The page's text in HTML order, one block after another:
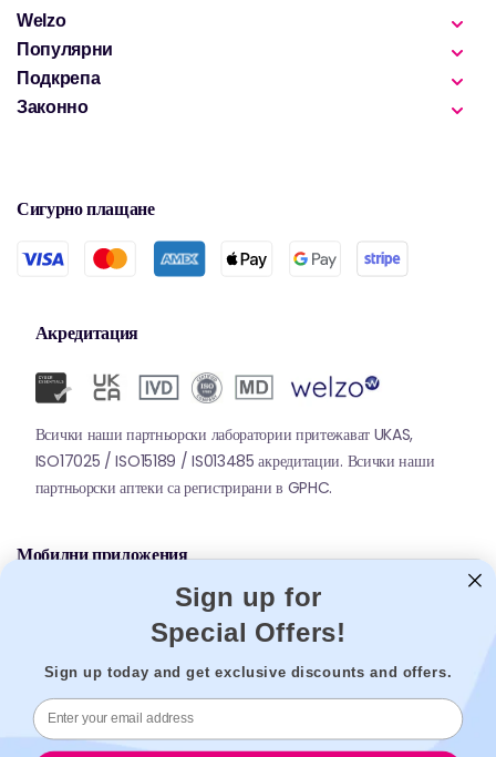
Welzo
Популярни
Подкрепа
Законно
Сигурно плащане
Акредитация
Всички наши партньорски лаборатории притежават UKAS,
ISO17025 / ISO15189 / IS013485 акредитации. Всички наши
партньорски аптеки са регистрирани в GPHC.
Мобилни приложения
Sign up for
Special Offers!
Sign up today and get exclusive discounts and offers.